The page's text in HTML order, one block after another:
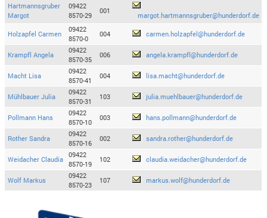
Hartmannsgruber
Margot
09422
8570-29
001
margot.hartmannsgruber@hunderdorf.de
Holzapfel Carmen
09422
8570-0
004 carmen.holzapfel@hunderdorf.de
Krampfl Angela
09422
8570-35
006 angela.krampfl@hunderdorf.de
Macht Lisa
09422
8570-41
004 lisa.macht@hunderdorf.de
Mühlbauer Julia
09422
8570-31
103 julia.muehlbauer@hunderdorf.de
Pollmann Hans
09422
8570-10
003 hans.pollmann@hunderdorf.de
Rother Sandra
09422
8570-16
002 sandra.rother@hunderdorf.de
Weidacher Claudia
09422
8570-19
102 claudia.weidacher@hunderdorf.de
Wolf Markus
09422
8570-23
107 markus.wolf@hunderdorf.de